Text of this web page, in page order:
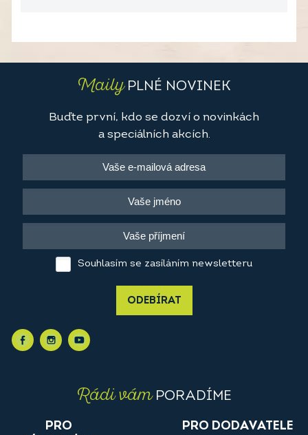
MailyPLNÉ NOVINEK
Buďte první, kdo se dozví o novinkách
a speciálních akcích.
Souhlasím se zasíláním newsletteru
ODEBÍRAT
Rádi vámPORADÍME
PRO
PRO DODAVATELE